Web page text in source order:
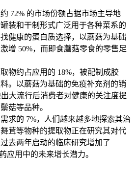
72% 的市场份额占据市场主导地
装和干制形式广泛用于各种菜系的
健康的蛋白质选择，以蘑菇为基础
增 50%，而即食蘑菇零食的零售足
物约占应用的 18%，被配制成胶
。以蘑菇为基础的免疫补充剂的销
大流行后消费者对健康的关注度提
菇等品种。
求的 7%，人们越来越多地探索其治
茸等物种的提取物正在研究其对代
去两年启动的临床研究增加了
应用中的未来增长潜力。